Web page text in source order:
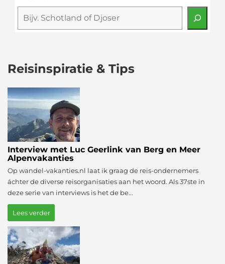
Reisinspiratie & Tips
Interview met Luc Geerlink van Berg en Meer
Alpenvakanties
Op wandel-vakanties.nl laat ik graag de reis-ondernemers
áchter de diverse reisorganisaties aan het woord. Als 37ste in
deze serie van interviews is het de be...
Lees verder